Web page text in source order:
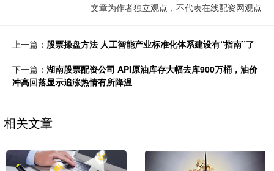
文章为作者独立观点，不代表在线配资网观点
上一篇： 股票操盘方法 人工智能产业标准化体系建设有“指南”了
下一篇： 湖南股票配资公司 API原油库存大幅去库900万桶，油价
冲高回落显示追涨热情有所降温
相关文章